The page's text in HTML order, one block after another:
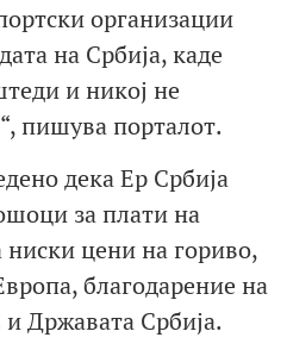
организации
на Србија, каде
и никој не
пишува порталот.
дека Ер Србија
за плати на
цени на гориво,
благодарение на
Државата Србија.